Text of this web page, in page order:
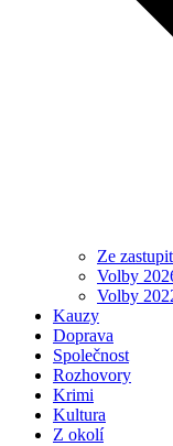
Ze
Volby
Volby
Kauzy
Doprava
Společnost
Rozhovory
Krimi
Kultura
Z okolí